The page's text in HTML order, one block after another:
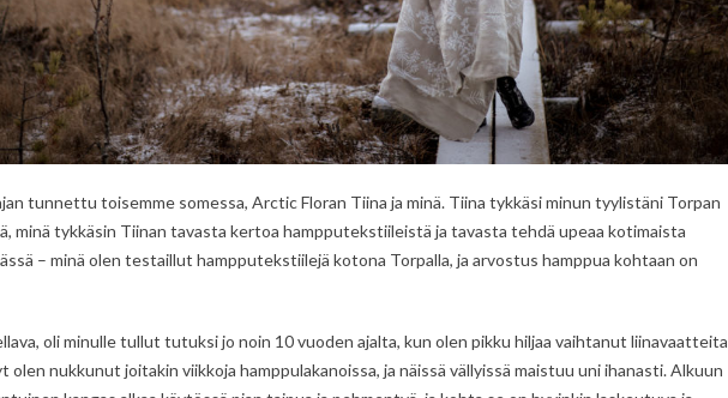
tunnettu toisemme somessa, Arctic Floran Tiina ja minä. Tiina tykkäsi minun tyylistäni Torpan
minä tykkäsin Tiinan tavasta kertoa hampputekstiileistä ja tavasta tehdä upeaa kotimaista
– minä olen testaillut hampputekstiilejä kotona Torpalla, ja arvostus hamppua kohtaan on
oli minulle tullut tutuksi jo noin 10 vuoden ajalta, kun olen pikku hiljaa vaihtanut liinavaatteita
olen nukkunut joitakin viikkoja hamppulakanoissa, ja näissä vällyissä maistuu uni ihanasti. Alkuun